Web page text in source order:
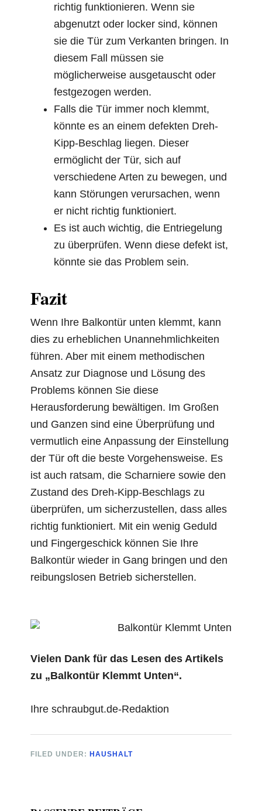
richtig funktionieren. Wenn sie
abgenutzt oder locker sind, können
sie die Tür zum Verkanten bringen. In
diesem Fall müssen sie
möglicherweise ausgetauscht oder
festgezogen werden.
Falls die Tür immer noch klemmt,
könnte es an einem defekten Dreh-
Kipp-Beschlag liegen. Dieser
ermöglicht der Tür, sich auf
verschiedene Arten zu bewegen, und
kann Störungen verursachen, wenn
er nicht richtig funktioniert.
Es ist auch wichtig, die Entriegelung
zu überprüfen. Wenn diese defekt ist,
könnte sie das Problem sein.
Fazit
Wenn Ihre Balkontür unten klemmt, kann
dies zu erheblichen Unannehmlichkeiten
führen. Aber mit einem methodischen
Ansatz zur Diagnose und Lösung des
Problems können Sie diese
Herausforderung bewältigen. Im Großen
und Ganzen sind eine Überprüfung und
vermutlich eine Anpassung der Einstellung
der Tür oft die beste Vorgehensweise. Es
ist auch ratsam, die Scharniere sowie den
Zustand des Dreh-Kipp-Beschlags zu
überprüfen, um sicherzustellen, dass alles
richtig funktioniert. Mit ein wenig Geduld
und Fingergeschick können Sie Ihre
Balkontür wieder in Gang bringen und den
reibungslosen Betrieb sicherstellen.
Vielen Dank für das Lesen des Artikels
zu „Balkontür Klemmt Unten“.
Ihre schraubgut.de-Redaktion
FILED UNDER:HAUSHALT